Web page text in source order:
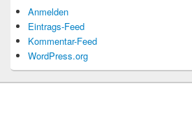
Anmelden
Eintrags-Feed
Kommentar-Feed
WordPress.org